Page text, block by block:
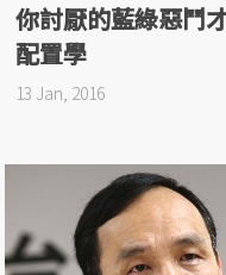
你討厭的藍綠惡鬥
配置學
13 Jan, 2016